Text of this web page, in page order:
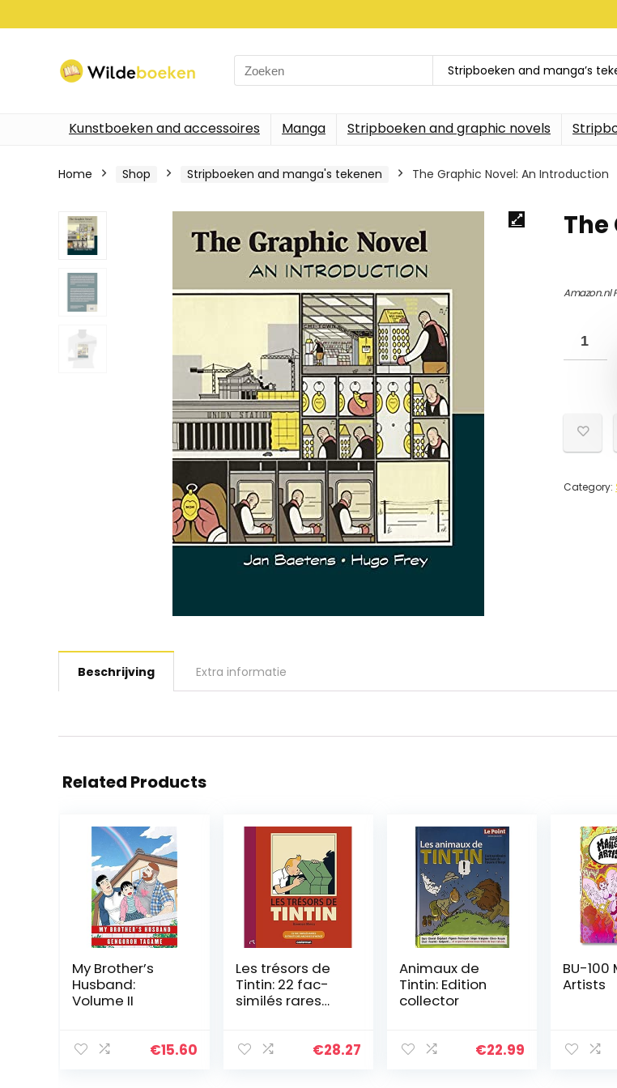
Search
for:
Stripboeken and manga’s
Kunstboeken and accessoires Manga Stripboeken and graphic novels
Home Shop Stripboeken and manga's tekenen The Graphic Novel: An Introduction
Amazon.nl
Category:
Beschrijving Extra informatie
Related Products
My Brother’s
Husband:
Volume II
€15.60
Les trésors de
Tintin: 22 fac-
similés rares
d’Hergé
€28.27
Animaux de
Tintin: Edition
collector
€22.99
BU-100
Artists